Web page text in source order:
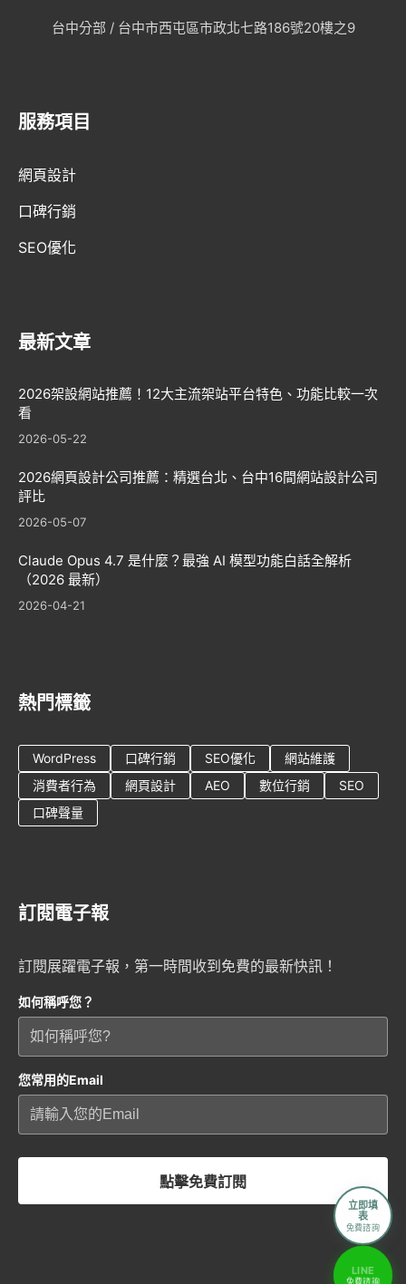
台中分部 / 台中市西屯區市政北七路186號20樓之9
服務項目
網頁設計
口碑行銷
SEO優化
最新文章
2026架設網站推薦！12大主流架站平台特色、功能比較一次
看
2026-05-22
2026網頁設計公司推薦：精選台北、台中16間網站設計公司
評比
2026-05-07
Claude Opus 4.7 是什麼？最強 AI 模型功能白話全解析
（2026 最新）
2026-04-21
熱門標籤
WordPress 口碑行銷 SEO優化
網站維護
消費者行為
網頁設計 AEO 數位行銷
SEO
口碑聲量
訂閱電子報
訂閱展躍電子報，第一時間收到免費的最新快訊！
如何稱呼您？
您常用的Email
點擊免費訂閱
立即填
表
免費諮詢
LINE
免費諮詢